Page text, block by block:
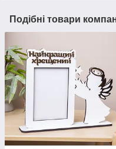
Подібні товари